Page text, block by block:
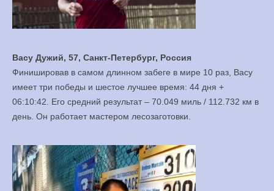
Васу Дужий, 57, Санкт-Петербург, Россия
Финишировав в самом длинном забеге в мире 10 раз, Васу
имеет три победы и шестое лучшее время: 44 дня +
06:10:42. Его средний результат – 70.049 миль / 112.732 км в
день. Он работает мастером лесозаготовки.